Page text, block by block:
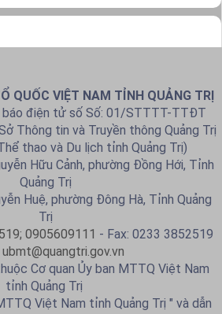
QUỐC VIỆT NAM TỈNH QUẢNG TRỊ
báo điện tử số Số: 01/STTTT-TTĐT
Thông tin và Truyền thông Quảng Trị
thao và Du lịch tỉnh Quảng Trị)
Hữu Cảnh, phường Đồng Hới, Tỉnh
Quảng Trị
Huệ, phường Đông Hà, Tỉnh Quảng
Trị
0905609111 - Fax: 0233 3852519
ubmt@quangtri.gov.vn
Cơ quan Ủy ban MTTQ Việt Nam
tỉnh Quảng Trị
Việt Nam tỉnh Quảng Trị " và dẫn